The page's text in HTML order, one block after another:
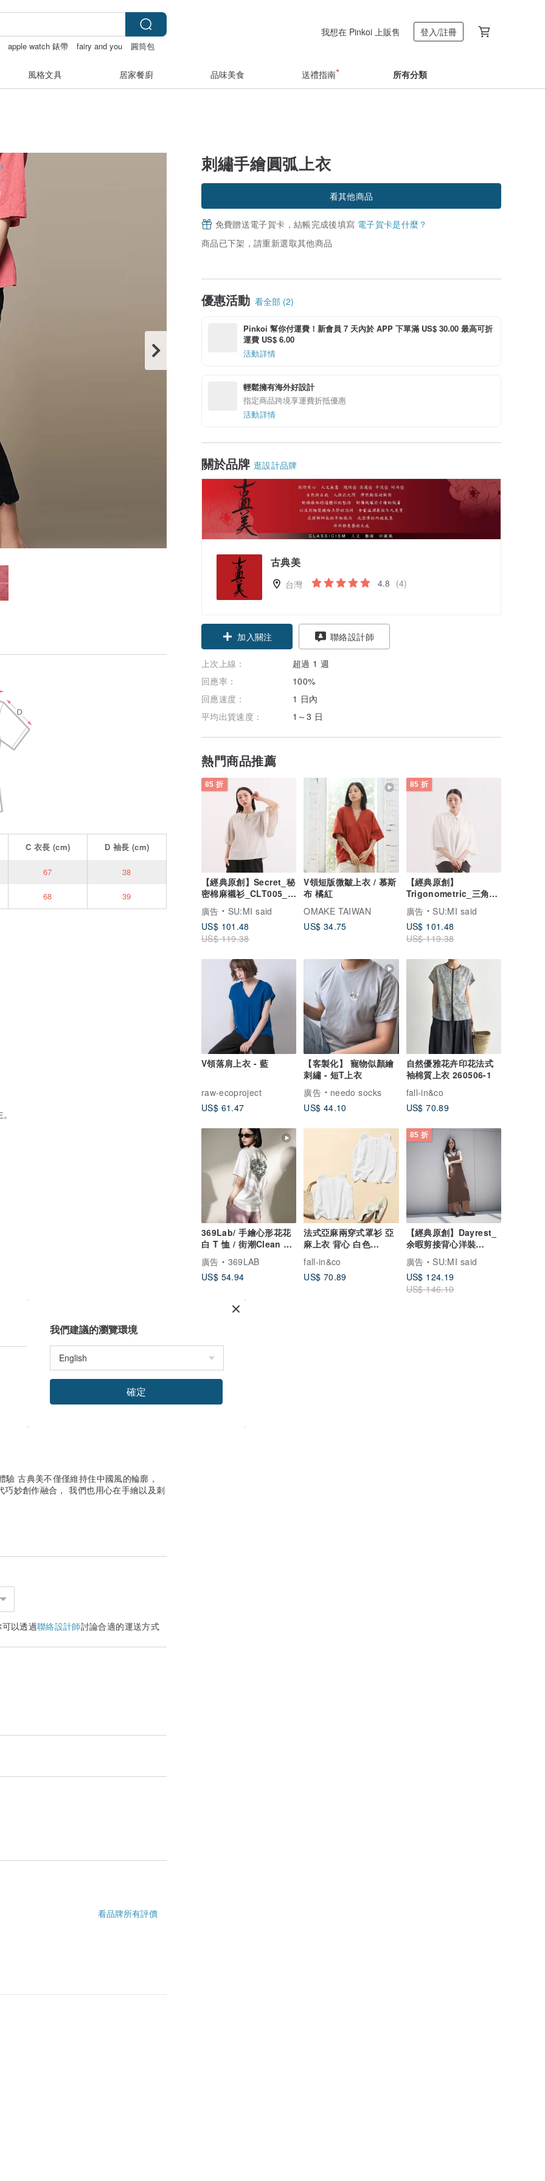
apple watch 錶帶 fairy and you 圓筒包
我想在 Pinkoi 上販售 登入/註冊
風格文具 居家餐廚 品味美食 送禮指南 所有分類
刺繡手繪圓弧上衣
看其他商品
免費贈送電子賀卡，結帳完成後填寫 電子賀卡是什麼？
商品已下架，請重新選取其他商品
優惠活動 看全部 (2)
Pinkoi 幫你付運費！新會員 7 天內於 APP 下單滿 US$ 30.00 最高可折
運費 US$ 6.00
活動詳情
輕鬆擁有海外好設計
指定商品跨境享運費折抵優惠
活動詳情
關於品牌 逛設計品牌
古典美
台灣 4.8 (4)
加入關注 聯絡設計師
上次上線：
超過 1 週
回應率：
100%
回應速度：
1 日內
平均出貨速度：
1～3 日
熱門商品推薦
85 折
【經典原創】Secret_秘
密棉麻襯衫_CLT005_米
灰
廣告
SU:MI said
US$ 101.48
US$ 119.38
V領短版微皺上衣 / 慕斯
布 橘紅
OMAKE TAIWAN
US$ 34.75
85 折
【經典原創】
Trigonometric_三角函
數小露背襯衫_CLT001_
白
廣告
SU:MI said
US$ 101.48
US$ 119.38
V領落肩上衣 - 藍
raw-ecoproject
US$ 61.47
【客製化】 寵物似顏繪
刺繡 - 短T上衣
廣告
needo socks
US$ 44.10
自然優雅花卉印花法式
袖棉質上衣 260506-1
fall-in&co
US$ 70.89
369Lab/ 手繪心形花花
白 T 恤 / 街潮Clean Fit
合體版型/ 短袖
廣告
369LAB
US$ 54.94
法式亞麻兩穿式罩衫 亞
麻上衣 背心 白色
260521-1
fall-in&co
US$ 70.89
85 折
【經典原創】Dayrest_
余暇剪接背心洋裝
_CLD033_棕
廣告
SU:MI said
US$ 124.19
US$ 146.10
C 衣長 (cm) D 袖長 (cm)
67 38
68 39
古典美不僅僅維持住中國風的輪廓，
妙創作融合， 我們也用心在手繪以及刺
以透過聯絡設計師討論合適的運送方式
看品牌所有評價
我們建議的瀏覽環境
確定